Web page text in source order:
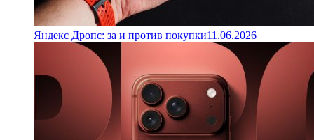
Яндекс Дропс: за и против покупки11.06.2026